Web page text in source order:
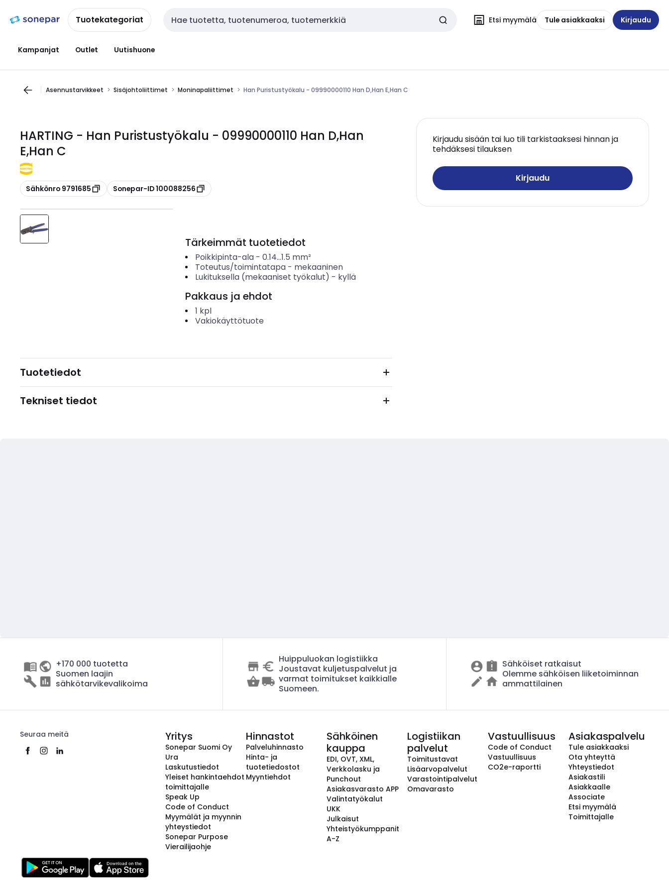
navigointiinsisältöönTuotekategoriat Haku Etsi myymälä Tule asiakkaaksi Kirjaudu
Kampanjat Outlet Uutishuone
Asennustarvikkeet Sisäjohtoliittimet Moninapaliittimet Han Puristustyökalu - 09990000110 Han D,Han E,Han C
HARTING - Han Puristustyökalu - 09990000110 Han D,Han
E,Han C
Kopioi
Sähkönro 9791685 Kopioi
Sonepar-ID 100088256
Kirjaudu sisään tai luo tili tarkistaaksesi hinnan ja
tehdäksesi tilauksen
Kirjaudu
Tärkeimmät tuotetiedot
Poikkipinta-ala- 0.14...1.5 mm²
Toteutus/toimintatapa- mekaaninen
Lukituksella (mekaaniset työkalut) - kyllä
Pakkaus ja ehdot
1 kpl
Vakiokäyttötuote
Tuotetiedot
Tekniset tiedot
+170 000 tuotetta
Suomen laajin
sähkötarvikevalikoima
Huippuluokan logistiikka
Joustavat kuljetuspalvelut ja
varmat toimitukset kaikkialle
Suomeen.
Sähköiset ratkaisut
Olemme sähköisen liiketoiminnan
ammattilainen
Seuraa meitä Yritys
Sonepar Suomi Oy
Ura
Laskutustiedot
Yleiset hankintaehdot
toimittajalle
Speak Up
Code of Conduct
Myymälät ja myynnin
yhteystiedot
Sonepar Purpose
Vierailijaohje
Hinnastot
Palveluhinnasto
Hinta- ja
tuotetiedostot
Myyntiehdot
Sähköinen
kauppa
EDI, OVT, XML,
Verkkolasku ja
Punchout
Asiakasvarasto APP
Valintatyökalut
UKK
Julkaisut
Yhteistyökumppanit
A-Z
Logistiikan
palvelut
Toimitustavat
Lisäarvopalvelut
Varastointipalvelut
Omavarasto
Vastuullisuus
Code of Conduct
Vastuullisuus
CO2e-raportti
Asiakaspalvelu
Tule asiakkaaksi
Ota yhteyttä
Yhteystiedot
Asiakastili
Asiakkaalle
Associate
Etsi myymälä
Toimittajalle